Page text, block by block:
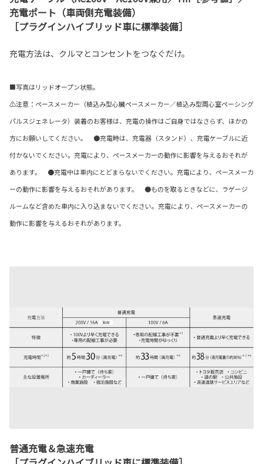
充電ポート（車両側充電装備）
［プラグインハイブリッド車に標準装備］
充電方法は、クルマとコンセントをつなぐだけ。
■写真はリッドオープン状態。
⚠注意：ペースメーカー（植込み型心臓ペースメーカー／植込み型両心室ペーシング
パルスジェネレータ）装着のお客様は、充電の操作はご自身ではなさらず、ほかの
方にお願いしてください。 ●充電時は、充電器（スタンド）、充電ケーブルに近
付かないでください。充電により、ペースメーカーの動作に影響を与えるおそれが
あります。 ●充電中は車内にとどまらないでください。充電により、ペースメーカ
ーの動作に影響を与えるおそれがあります。 ●ものを取るときなどに、ラゲージ
ルームなど含めた車内に入り込まないでください。充電により、ペースメーカーの
動作に影響を与えるおそれがあります。
普通充電＆急速充電